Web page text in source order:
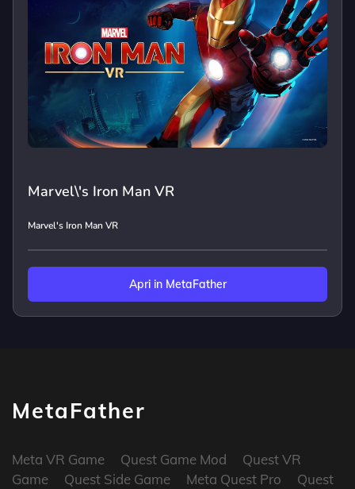
Marvel\'s Iron Man VR
Marvel's Iron Man VR
Apri in MetaFather
MetaFather
Meta VR Game Quest Game Mod
Quest VR
Game
Quest Side Game Meta Quest Pro
Quest